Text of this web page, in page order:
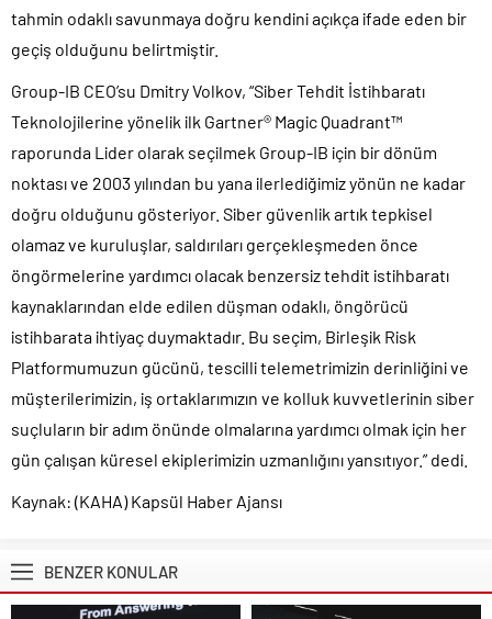
tahmin odaklı savunmaya doğru kendini açıkça ifade eden bir
geçiş olduğunu belirtmiştir.
Group-IB CEO’su Dmitry Volkov, “Siber Tehdit İstihbaratı
Teknolojilerine yönelik ilk Gartner® Magic Quadrant™
raporunda Lider olarak seçilmek Group-IB için bir dönüm
noktası ve 2003 yılından bu yana ilerlediğimiz yönün ne kadar
doğru olduğunu gösteriyor. Siber güvenlik artık tepkisel
olamaz ve kuruluşlar, saldırıları gerçekleşmeden önce
öngörmelerine yardımcı olacak benzersiz tehdit istihbaratı
kaynaklarından elde edilen düşman odaklı, öngörücü
istihbarata ihtiyaç duymaktadır. Bu seçim, Birleşik Risk
Platformumuzun gücünü, tescilli telemetrimizin derinliğini ve
müşterilerimizin, iş ortaklarımızın ve kolluk kuvvetlerinin siber
suçluların bir adım önünde olmalarına yardımcı olmak için her
gün çalışan küresel ekiplerimizin uzmanlığını yansıtıyor.” dedi.
Kaynak: (KAHA) Kapsül Haber Ajansı
BENZER KONULAR